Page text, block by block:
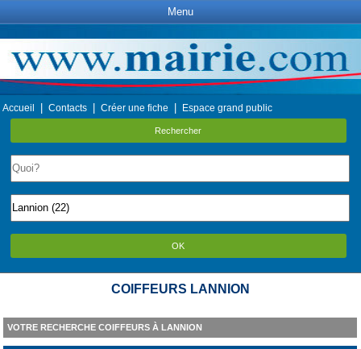
Menu
Accueil Contacts Créer une fiche Espace grand public
Rechercher
OK
COIFFEURS LANNION
VOTRE RECHERCHE COIFFEURS À LANNION